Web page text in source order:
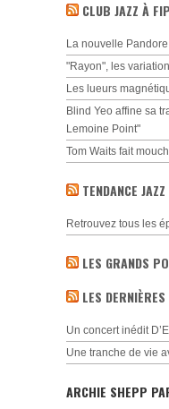
CLUB JAZZ À FIP
La nouvelle
"Rayon", les
Les lueurs
Blind Yeo affine sa
Lemoine Point"
Tom Waits fait
TENDANCE JAZZ
Retrouvez tous les
LES GRANDS
LES
Un concert inédit
Une tranche de vie
ARCHIE SHEPP